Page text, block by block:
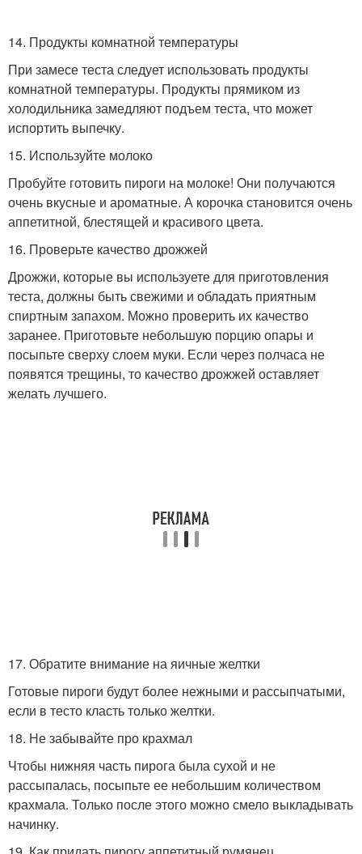
14. Продукты комнатной температуры
При замесе теста следует использовать продукты
комнатной температуры. Продукты прямиком из
холодильника замедляют подъем теста, что может
испортить выпечку.
15. Используйте молоко
Пробуйте готовить пироги на молоке! Они получаются
очень вкусные и ароматные. А корочка становится очень
аппетитной, блестящей и красивого цвета.
16. Проверьте качество дрожжей
Дрожжи, которые вы используете для приготовления
теста, должны быть свежими и обладать приятным
спиртным запахом. Можно проверить их качество
заранее. Приготовьте небольшую порцию опары и
посыпьте сверху слоем муки. Если через полчаса не
появятся трещины, то качество дрожжей оставляет
желать лучшего.
17. Обратите внимание на яичные желтки
Готовые пироги будут более нежными и рассыпчатыми,
если в тесто класть только желтки.
18. Не забывайте про крахмал
Чтобы нижняя часть пирога была сухой и не
рассыпалась, посыпьте ее небольшим количеством
крахмала. Только после этого можно смело выкладывать
начинку.